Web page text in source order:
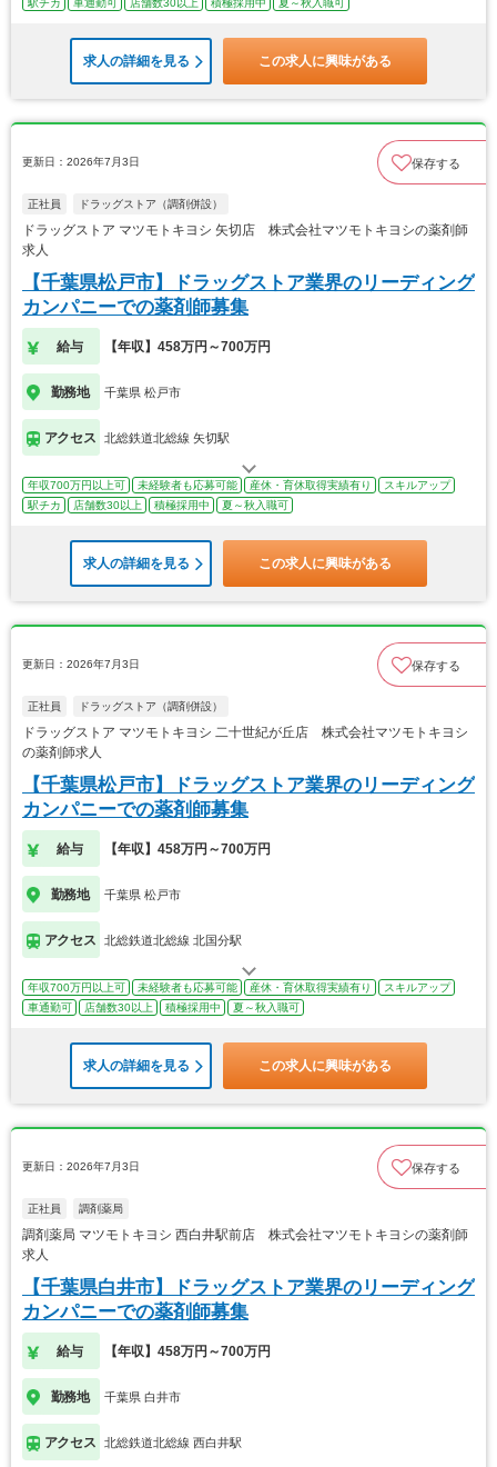
駅チカ 車通勤可 店舗数30以上 積極採用中 夏～秋入職可
求人の詳細を見る この求人に興味がある
更新日：2026年7月3日 保存する
正社員 ドラッグストア（調剤併設）
ドラッグストア マツモトキヨシ 矢切店 株式会社マツモトキヨシの薬剤師
求人
【千葉県松戸市】ドラッグストア業界のリーディング
カンパニーでの薬剤師募集
給与 【年収】458万円～700万円
勤務地 千葉県 松戸市
アクセス 北総鉄道北総線 矢切駅
年収700万円以上可 未経験者も応募可能 産休・育休取得実績有り
スキルアップ
駅チカ
店舗数30以上 積極採用中 夏～秋入職可
求人の詳細を見る この求人に興味がある
更新日：2026年7月3日 保存する
正社員 ドラッグストア（調剤併設）
ドラッグストア マツモトキヨシ 二十世紀が丘店 株式会社マツモトキヨシ
の薬剤師求人
【千葉県松戸市】ドラッグストア業界のリーディング
カンパニーでの薬剤師募集
給与 【年収】458万円～700万円
勤務地 千葉県 松戸市
アクセス 北総鉄道北総線 北国分駅
年収700万円以上可 未経験者も応募可能 産休・育休取得実績有り
スキルアップ
車通勤可
店舗数30以上 積極採用中 夏～秋入職可
求人の詳細を見る この求人に興味がある
更新日：2026年7月3日 保存する
正社員 調剤薬局
調剤薬局 マツモトキヨシ 西白井駅前店 株式会社マツモトキヨシの薬剤師
求人
【千葉県白井市】ドラッグストア業界のリーディング
カンパニーでの薬剤師募集
給与 【年収】458万円～700万円
勤務地 千葉県 白井市
アクセス 北総鉄道北総線 西白井駅